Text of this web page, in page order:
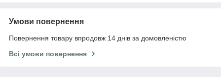
Умови повернення
Повернення товару впродовж 14 днів за домовленістю
Всі умови повернення